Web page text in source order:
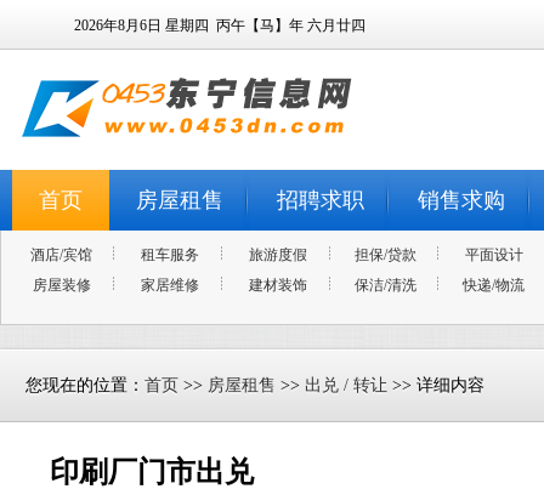
2026年8月6日 星期四 丙午【马】年 六月廿四
首页 房屋租售 招聘求职 销售求购
酒店/宾馆 租车服务 旅游度假 担保/贷款
平面设计
房屋装修
家居维修 建材装饰 保洁/清洗 快递/物流
您现在的位置： 首页 >> 房屋租售 >> 出兑 / 转让 >> 详细内容
印刷厂门市出兑